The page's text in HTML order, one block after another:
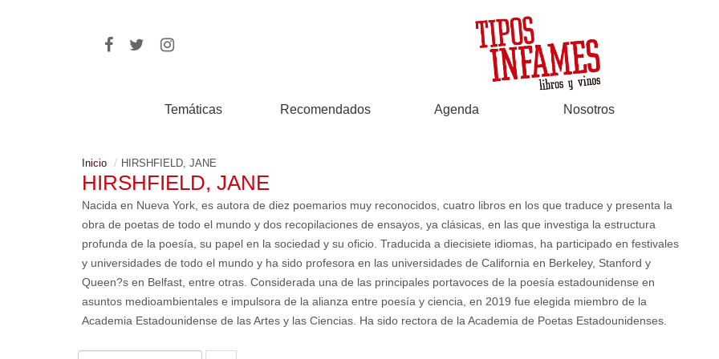
Temáticas Recomendados Agenda Nosotros
Inicio HIRSHFIELD, JANE
HIRSHFIELD, JANE
Nacida en Nueva York, es autora de diez poemarios muy reconocidos, cuatro libros en los que traduce y presenta la
obra de poetas de todo el mundo y dos recopilaciones de ensayos, ya clásicas, en las que investiga la estructura
profunda de la poesía, su papel en la sociedad y su oficio. Traducida a diecisiete idiomas, ha participado en festivales
y universidades de todo el mundo y ha sido profesora en las universidades de California en Berkeley, Stanford y
Queen?s en Belfast, entre otras. Considerada una de las principales portavoces de la poesía estadounidense en
asuntos medioambientales e impulsora de la alianza entre poesía y ciencia, en 2019 fue elegida miembro de la
Academia Estadounidense de las Artes y las Ciencias. Ha sido rectora de la Academia de Poetas Estadounidenses.